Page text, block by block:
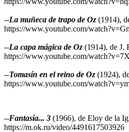
--La muñeca de trapo de Oz (1914),
https://www.youtube.com/
--La capa mágica de Oz (1914), de J.
https://www.youtube.com/
--Tomasín en el reino de Oz (1924),
https://www.youtube.com/
--Fantasía... 3 (1966), de Eloy de la
https://m.ok.ru/video/4491617503926